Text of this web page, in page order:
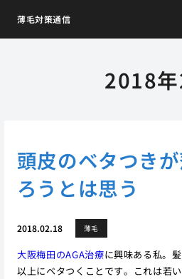
薄毛対策通信
2018年
頭皮のベタつき
ろうとは思う
2018.02.18 薄毛
大阪梅田のAGA治療に興味ある私。
以上にベタつくことです。これは若